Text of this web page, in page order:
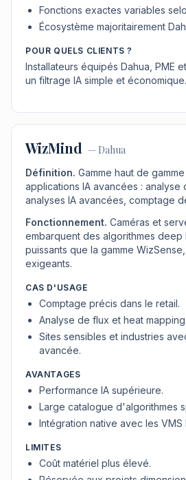
Fonctions exactes variables
Écosystème majoritairement
POUR QUELS CLIENTS ?
Installateurs équipés Dahua, PME
un filtrage IA simple et économique.
WizMind — Dahua
Définition. Gamme haut de
applications IA avancées : analyse
analyses IA avancées, comptage
Fonctionnement. Caméras et
embarquent des algorithmes deep
puissants que la gamme
exigeants.
CAS D'USAGE
Comptage précis dans le retail.
Analyse de flux et heat mapping.
Sites sensibles et industries
avancée.
AVANTAGES
Performance IA supérieure.
Large catalogue d'algorithmes
Intégration native avec les VMS
LIMITES
Coût matériel plus élevé.